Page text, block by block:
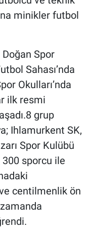
minikler futbol
Spor
Sahası’nda
Okulları’nda
ilk resmi
grup
Ihlamurkent SK,
Spor Kulübü
300 sporcu ile
centilmenlik ön